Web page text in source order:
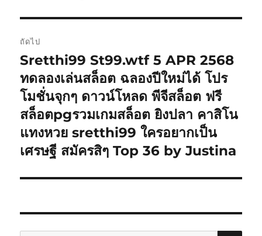
หน้า:
ถัดไป
เรื่อง
ต่อ
ไป:
Sretthi99 St99.wtf 5 APR 2568
ทดลองเล่นสล็อต ฉลองปีใหม่ได้ โปร
โมชั่นจุกๆ ดาวน์โหลด พีจีสล็อต ฟรี
สล็อตpgรวมเกมสล็อต ยิงปลา คาสิโน
แทงหวย sretthi99 ใครอยากเป็น
เศรษฐี สมัครสิๆ Top 36 by Justina